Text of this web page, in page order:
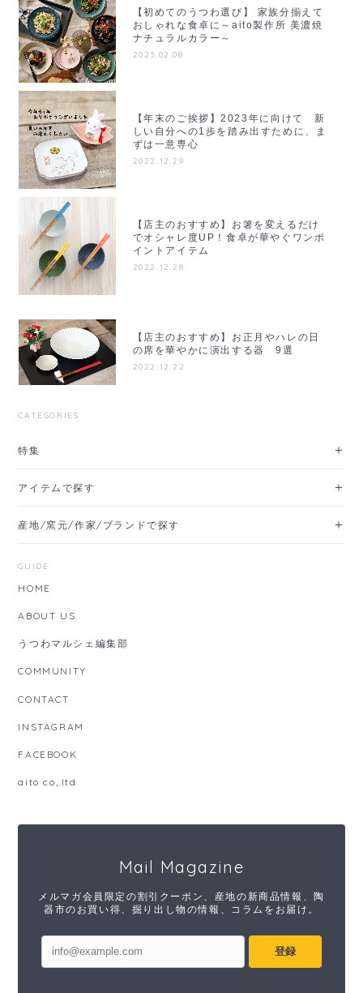
【初めてのうつわ選び】 家族分揃えて
おしゃれな食卓に～aito製作所 美濃焼
ナチュラルカラー～
2023.02.08
【年末のご挨拶】2023年に向けて 新
しい自分への1歩を踏み出すために、ま
ずは一意専心
2022.12.29
【店主のおすすめ】お箸を変えるだけ
でオシャレ度UP！食卓が華やぐワンポ
イントアイテム
2022.12.28
【店主のおすすめ】お正月やハレの日
の席を華やかに演出する器 9選
2022.12.22
CATEGORIES
特集
アイテムで探す
産地/窯元/作家/ブランドで探す
GUIDE
HOME
ABOUT US
うつわマルシェ編集部
COMMUNITY
CONTACT
INSTAGRAM
FACEBOOK
aito co,.ltd
Mail Magazine
メルマガ会員限定の割引クーポン、産地の新商品情報、陶
器市のお買い得、掘り出し物の情報、コラムをお届け。
登録